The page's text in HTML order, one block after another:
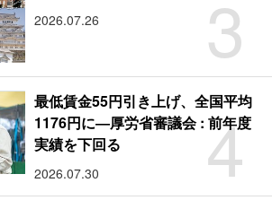
3
2026.07.26
4
最低賃金55円引き上げ、全国平均
1176円に―厚労省審議会 : 前年度
実績を下回る
2026.07.30